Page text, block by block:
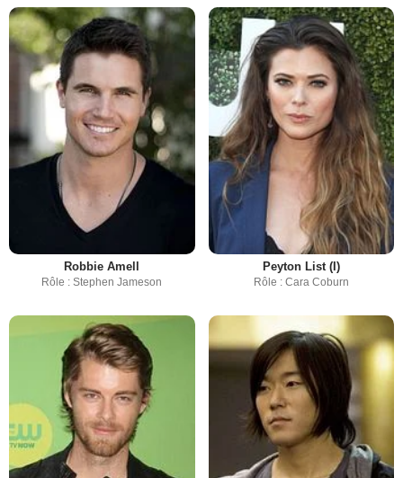
Robbie Amell
Rôle : Stephen Jameson
Peyton List (I)
Rôle : Cara Coburn